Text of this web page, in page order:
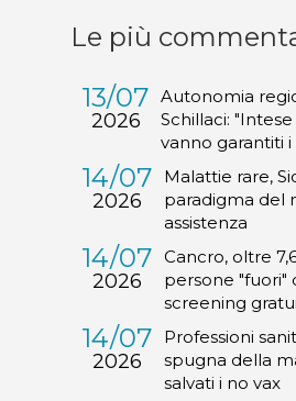
Le più
13/07
2026
Autonomia
Schillaci:
vanno garantiti i
14/07
2026
Malattie rare,
paradigma del
assistenza
14/07
2026
Cancro, oltre
persone "fuori"
screening
14/07
2026
Professioni
spugna della
salvati i no vax